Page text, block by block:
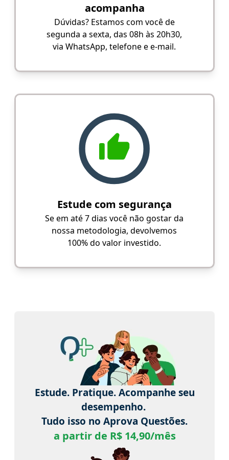
acompanha
Dúvidas? Estamos com você de
segunda a sexta, das 08h às 20h30,
via WhatsApp, telefone e e-mail.
Estude com segurança
Se em até 7 dias você não gostar da
nossa metodologia, devolvemos
100% do valor investido.
Estude. Pratique. Acompanhe seu
desempenho.
Tudo isso no Aprova Questões.
a partir de R$ 14,90/mês